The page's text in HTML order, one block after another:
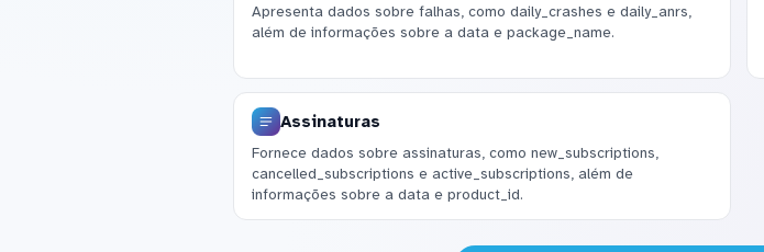
Apresenta dados sobre falhas, como daily_crashes e daily_anrs,
além de informações sobre a data e package_name.
Assinaturas
Fornece dados sobre assinaturas, como new_subscriptions,
cancelled_subscriptions e active_subscriptions, além de
informações sobre a data e product_id.